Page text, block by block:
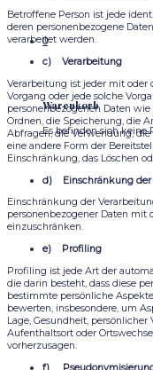
0
Warenkorb
Es befinden sich keine
Betroffene Person ist jede
deren personenbezogene
verarbeitet werden.
c) Verarbeitung
Verarbeitung ist jeder mit oder
Vorgang oder jede solche
personenbezogenen Daten wie
Ordnen, die Speicherung, die
Abfragen, die Verwendung,
eine andere Form der
Einschränkung, das Löschen
d) Einschränkung der
Einschränkung der
personenbezogener Daten
einzuschränken.
e) Profiling
Profiling ist jede Art der
die darin besteht, dass diese
bestimmte persönliche
bewerten, insbesondere, um
Lage, Gesundheit,
Aufenthaltsort oder
vorherzusagen.
f)